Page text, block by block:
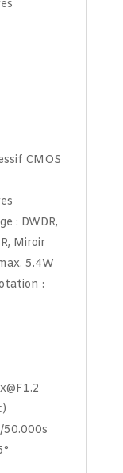
CMOS
: DWDR,
Miroir
5.4W
: